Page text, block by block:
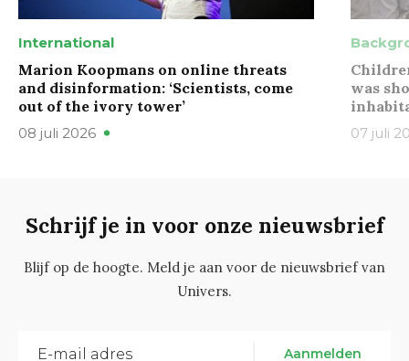
International
Marion Koopmans on online threats
and disinformation: ‘Scientists, come
out of the ivory tower’
08 juli 2026
was
07 juli
Schrijf je in voor onze nieuwsbrief
Blijf op de hoogte. Meld je aan voor de nieuwsbrief van
Univers.
Aanmelden